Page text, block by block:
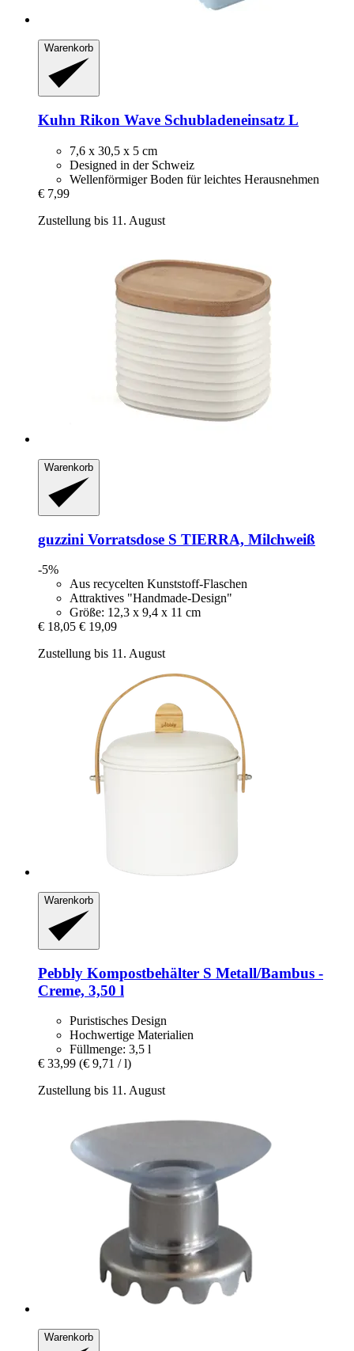
Warenkorb
Kuhn Rikon Wave Schubladeneinsatz L
7,6 x 30,5 x 5 cm
Designed in der Schweiz
Wellenförmiger Boden für leichtes Herausnehmen
€ 7,99
Zustellung bis 11. August
Warenkorb
guzzini Vorratsdose S TIERRA, Milchweiß
-5%
Aus recycelten Kunststoff-Flaschen
Attraktives "Handmade-Design"
Größe: 12,3 x 9,4 x 11 cm
€ 18,05 € 19,09
Zustellung bis 11. August
Warenkorb
Pebbly Kompostbehälter S Metall/Bambus -​
Creme, 3,50 l
Puristisches Design
Hochwertige Materialien
Füllmenge: 3,5 l
€ 33,99 (€ 9,71 / l)
Zustellung bis 11. August
Warenkorb